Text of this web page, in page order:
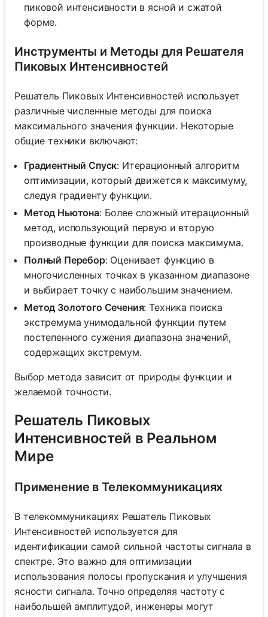
пиковой интенсивности в ясной и сжатой
форме.
Инструменты и Методы для Решателя
Пиковых Интенсивностей
Решатель Пиковых Интенсивностей использует
различные численные методы для поиска
максимального значения функции. Некоторые
общие техники включают:
Градиентный Спуск: Итерационный алгоритм
оптимизации, который движется к максимуму,
следуя градиенту функции.
Метод Ньютона: Более сложный итерационный
метод, использующий первую и вторую
производные функции для поиска максимума.
Полный Перебор: Оценивает функцию в
многочисленных точках в указанном диапазоне
и выбирает точку с наибольшим значением.
Метод Золотого Сечения: Техника поиска
экстремума унимодальной функции путем
постепенного сужения диапазона значений,
содержащих экстремум.
Выбор метода зависит от природы функции и
желаемой точности.
Решатель Пиковых
Интенсивностей в Реальном
Мире
Применение в Телекоммуникациях
В телекоммуникациях Решатель Пиковых
Интенсивностей используется для
идентификации самой сильной частоты сигнала в
спектре. Это важно для оптимизации
использования полосы пропускания и улучшения
ясности сигнала. Точно определяя частоту с
наибольшей амплитудой, инженеры могут